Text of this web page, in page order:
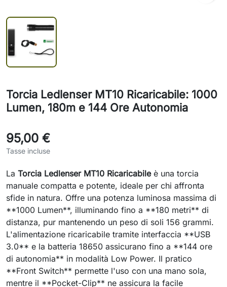
Torcia Ledlenser MT10 Ricaricabile: 1000
Lumen, 180m e 144 Ore Autonomia
95,00 €
Tasse incluse
La Torcia Ledlenser MT10 Ricaricabileè una torcia
manuale compatta e potente, ideale per chi affronta
sfide in natura. Offre una potenza luminosa massima di
**1000 Lumen**, illuminando fino a **180 metri** di
distanza, pur mantenendo un peso di soli 156 grammi.
L'alimentazione ricaricabile tramite interfaccia **USB
3.0** e la batteria 18650 assicurano fino a **144 ore
di autonomia** in modalità Low Power. Il pratico
**Front Switch** permette l'uso con una mano sola,
mentre il **Pocket-Clip** ne assicura la facile